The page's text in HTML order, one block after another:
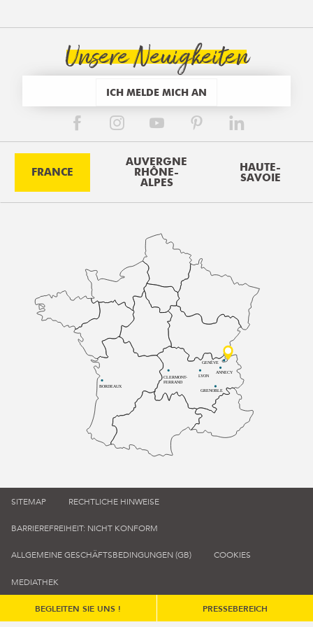
Unsere Neuigkeiten
ICH MELDE MICH AN
FRANCE
AUVERGNE
RHÔNE-
ALPES
HAUTE-
SAVOIE
BORDEAUX
CLERMONT-
FERRAND
LYON
ANNECY
GRENOBLE
GENÈVE
SITEMAP RECHTLICHE HINWEISE
BARRIEREFREIHEIT: NICHT KONFORM
ALLGEMEINE GESCHÄFTSBEDINGUNGEN (GB) COOKIES
MEDIATHEK
BEGLEITEN SIE UNS ! PRESSEBEREICH